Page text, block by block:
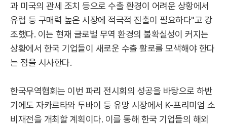
과 미국의 관세 조치 등으로 수출 환경이 어려운 상황에서
유럽 등 구매력 높은 시장에 적극적 진출이 필요하다"고 강
조했다. 이는 현재 글로벌 무역 환경의 불확실성이 커지는
상황에서 한국 기업들이 새로운 수출 활로를 모색해야 한다
는 점을 시사한다.
한국무역협회는 이번 파리 전시회의 성공을 바탕으로 하반
기에도 자카르타와 두바이 등 유망 시장에서 K-프리미엄 소
비재전을 개최할 계획이다. 이를 통해 한국 기업들의 해외